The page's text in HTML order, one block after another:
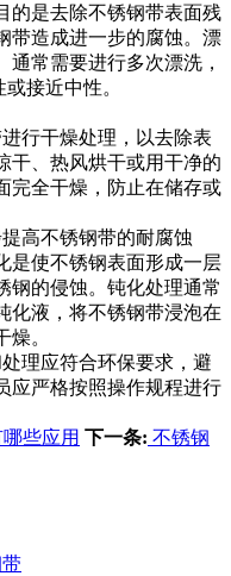
的是去除不锈钢带表面残
带造成进一步的腐蚀。漂
常需要进行多次漂洗，
接近中性。
行干燥处理，以去除表
干、热风烘干或用干净的
完全干燥，防止在储存或
提高不锈钢带的耐腐蚀
是使不锈钢表面形成一层
钢的侵蚀。钝化处理通常
化液，将不锈钢带浸泡在
。
理应符合环保要求，避
应严格按照操作规程进行
些应用 下一条: 不锈钢